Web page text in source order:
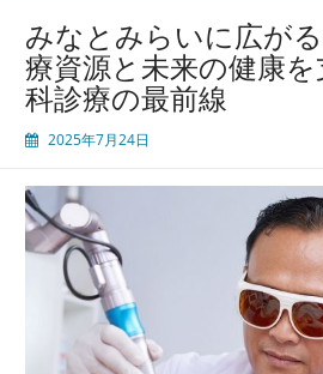
みなとみらいに広が
療資源と未来の健康
科診療の最前線
2025年7月24日